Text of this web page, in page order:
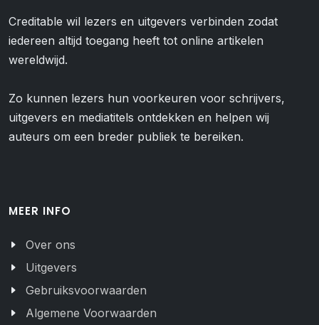
Creditable wil lezers en uitgevers verbinden zodat
iedereen altijd toegang heeft tot online artikelen
wereldwijd.
Zo kunnen lezers hun voorkeuren voor schrijvers,
uitgevers en mediatitels ontdekken en helpen wij
auteurs om een breder publiek te bereiken.
MEER INFO
Over ons
Uitgevers
Gebruiksvoorwaarden
Algemene Voorwaarden